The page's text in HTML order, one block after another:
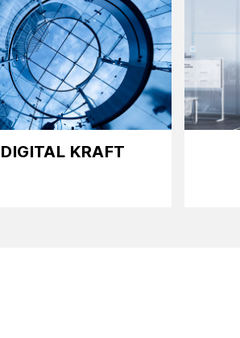
DIGITAL KRAFT